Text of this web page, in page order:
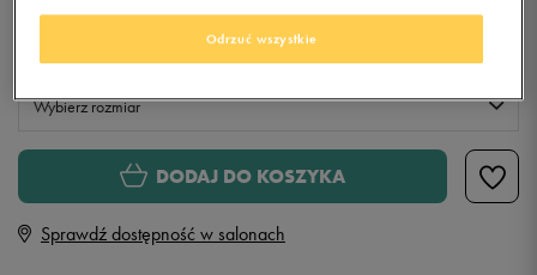
Wybierz rozmiar
Rozmiary EU
22,5 cm
DODAJ DO KOSZYKA
Sprawdź dostępność w salonach
Odrzuć wszystkie